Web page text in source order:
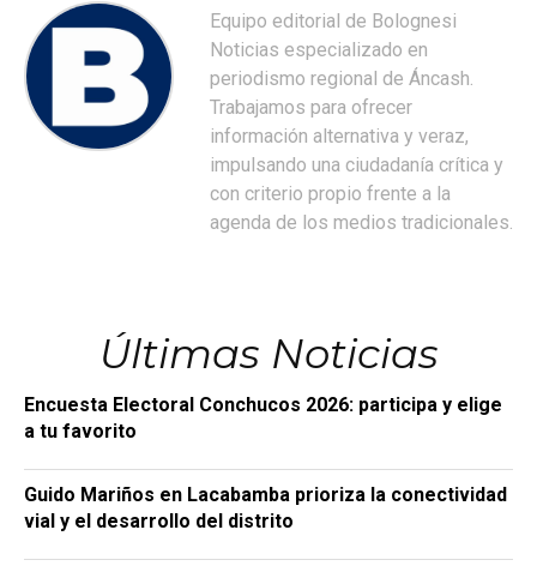
Equipo editorial de Bolognesi
Noticias especializado en
periodismo regional de Áncash.
Trabajamos para ofrecer
información alternativa y veraz,
impulsando una ciudadanía crítica y
con criterio propio frente a la
agenda de los medios tradicionales.
Últimas Noticias
Encuesta Electoral Conchucos 2026: participa y elige
a tu favorito
Guido Mariños en Lacabamba prioriza la conectividad
vial y el desarrollo del distrito